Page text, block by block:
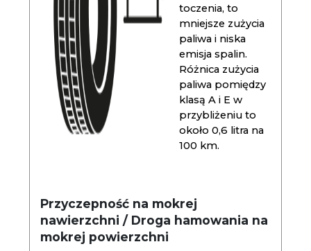
toczenia, to
mniejsze zużycia
paliwa i niska
emisja spalin.
Różnica zużycia
paliwa pomiędzy
klasą A i E w
przybliżeniu to
około 0,6 litra na
100 km.
Przyczepność na mokrej
nawierzchni / Droga hamowania na
mokrej powierzchni